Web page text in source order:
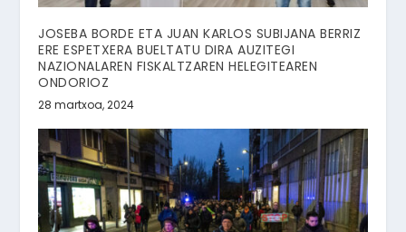
JOSEBA BORDE ETA JUAN KARLOS SUBIJANA BERRIZ
ERE ESPETXERA BUELTATU DIRA AUZITEGI
NAZIONALAREN FISKALTZAREN HELEGITEAREN
ONDORIOZ
28 martxoa, 2024